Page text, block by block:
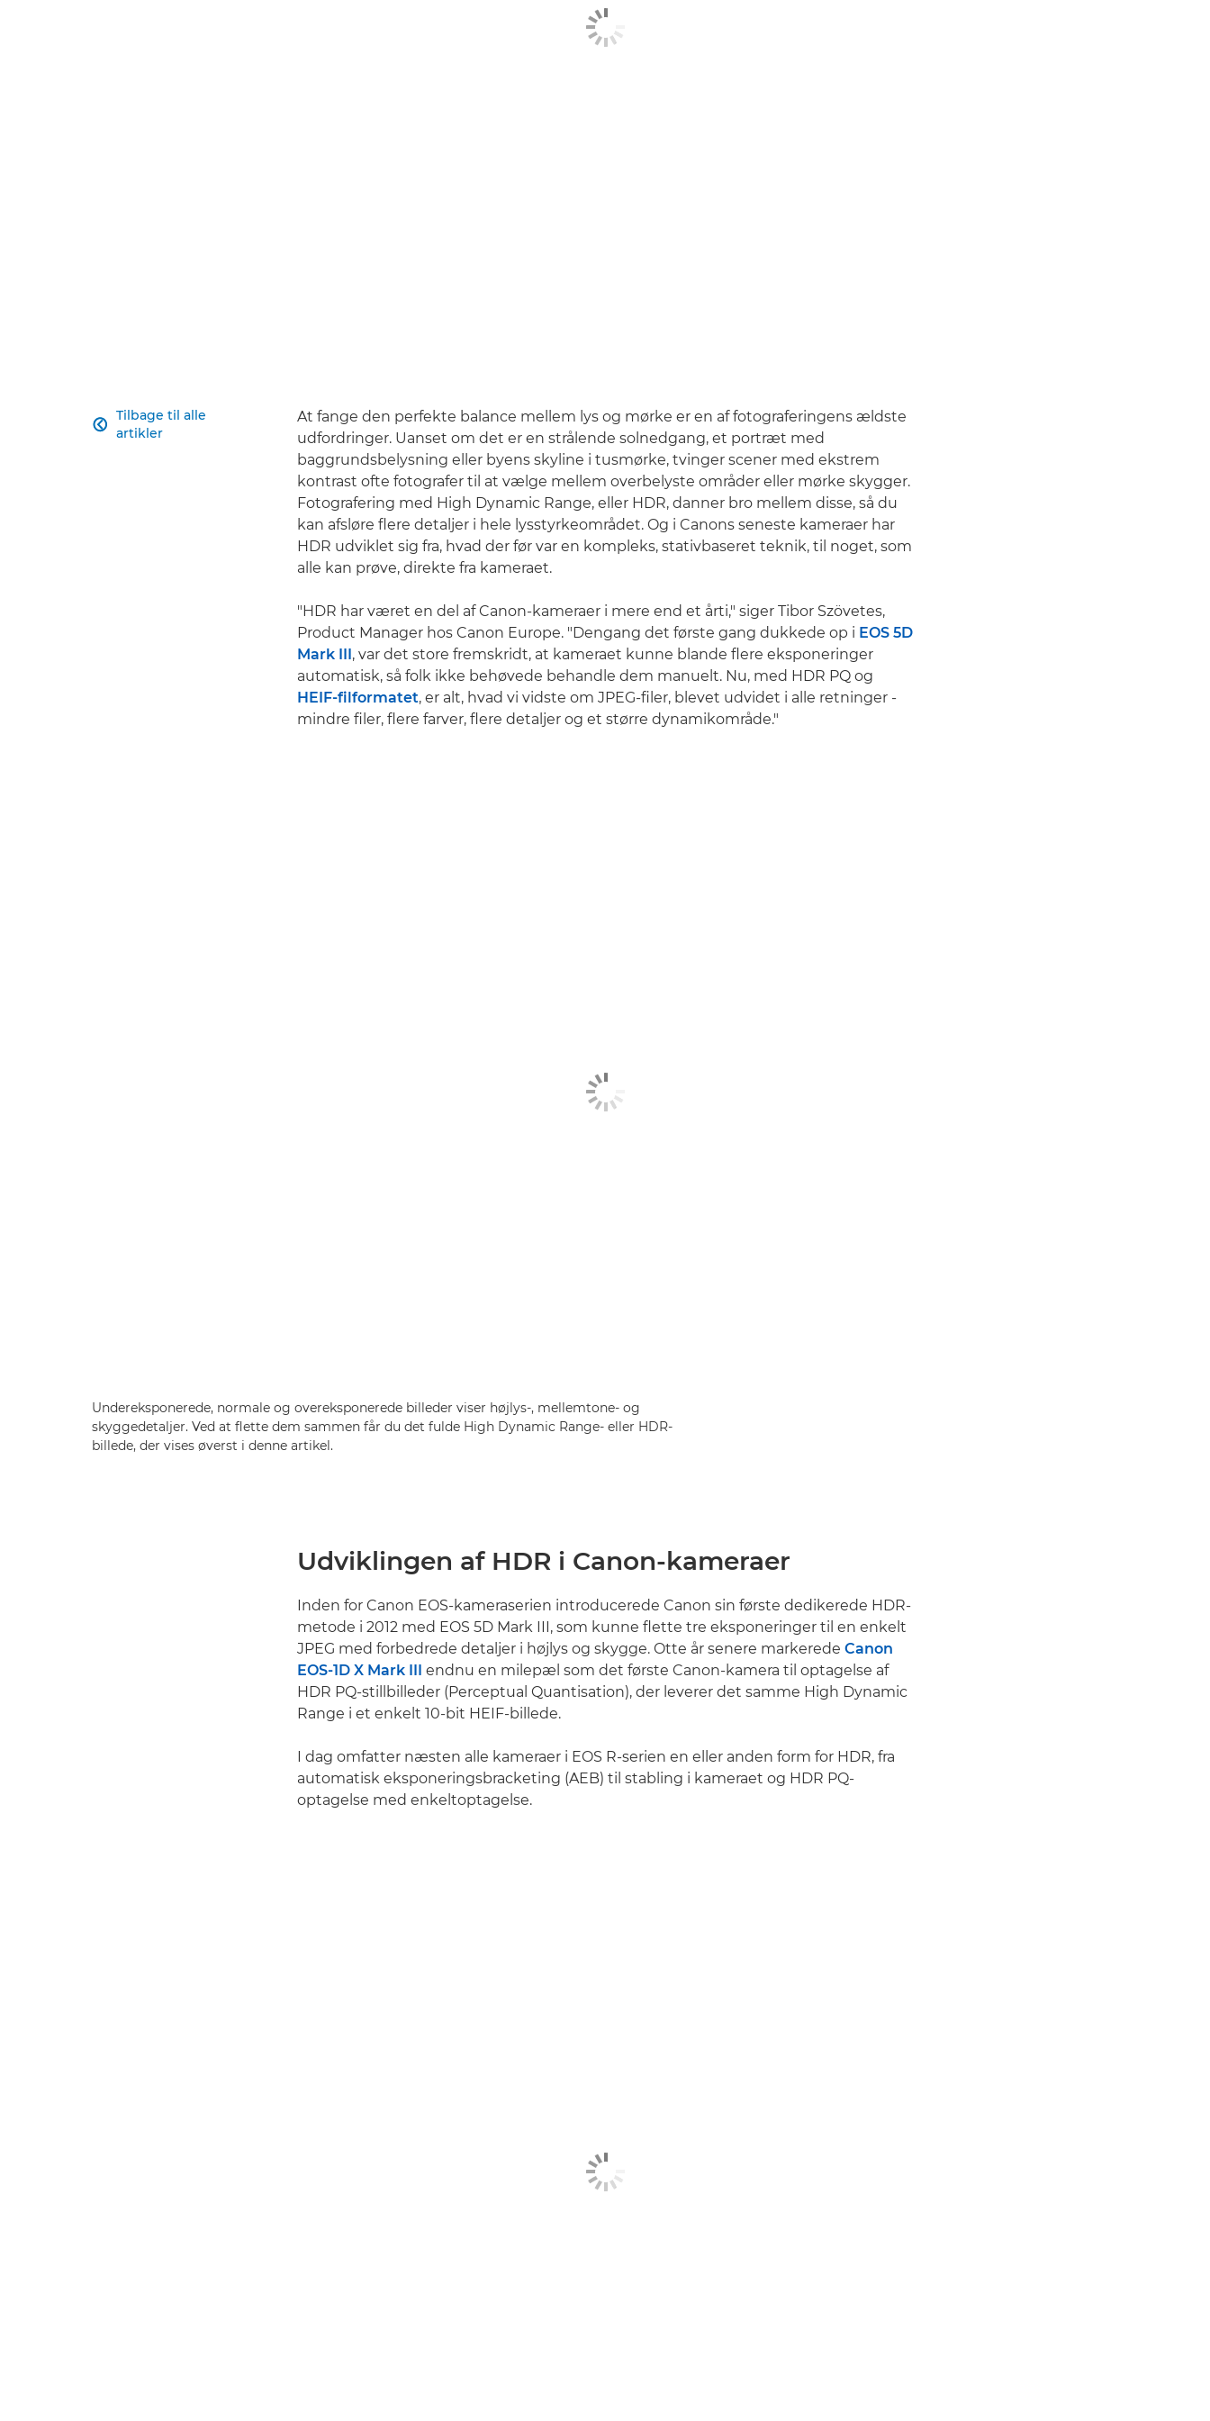
Tilbage til alle
artikler

At fange den perfekte balance mellem lys og mørke er en af fotograferingens ældste
udfordringer. Uanset om det er en strålende solnedgang, et portræt med
baggrundsbelysning eller byens skyline i tusmørke, tvinger scener med ekstrem
kontrast ofte fotografer til at vælge mellem overbelyste områder eller mørke skygger.
Fotografering med High Dynamic Range, eller HDR, danner bro mellem disse, så du
kan afsløre flere detaljer i hele lysstyrkeområdet. Og i Canons seneste kameraer har
HDR udviklet sig fra, hvad der før var en kompleks, stativbaseret teknik, til noget, som
alle kan prøve, direkte fra kameraet.
"HDR har været en del af Canon-kameraer i mere end et årti," siger Tibor Szövetes,
Product Manager hos Canon Europe. "Dengang det første gang dukkede op i EOS 5D
Mark III , var det store fremskridt, at kameraet kunne blande flere eksponeringer
automatisk, så folk ikke behøvede behandle dem manuelt. Nu, med HDR PQ og
HEIF-filformatet, er alt, hvad vi vidste om JPEG-filer, blevet udvidet i alle retninger -
mindre filer, flere farver, flere detaljer og et større dynamikområde."
Undereksponerede, normale og overeksponerede billeder viser højlys-, mellemtone- og
skyggedetaljer. Ved at flette dem sammen får du det fulde High Dynamic Range- eller HDR-
billede, der vises øverst i denne artikel.
Udviklingen af HDR i Canon-kameraer
Inden for Canon EOS-kameraserien introducerede Canon sin første dedikerede HDR-
metode i 2012 med EOS 5D Mark III, som kunne flette tre eksponeringer til en enkelt
JPEG med forbedrede detaljer i højlys og skygge. Otte år senere markerede Canon
EOS-1D X Mark III endnu en milepæl som det første Canon-kamera til optagelse af
HDR PQ-stillbilleder (Perceptual Quantisation), der leverer det samme High Dynamic
Range i et enkelt 10-bit HEIF-billede.
I dag omfatter næsten alle kameraer i EOS R-serien en eller anden form for HDR, fra
automatisk eksponeringsbracketing (AEB) til stabling i kameraet og HDR PQ-
optagelse med enkeltoptagelse.